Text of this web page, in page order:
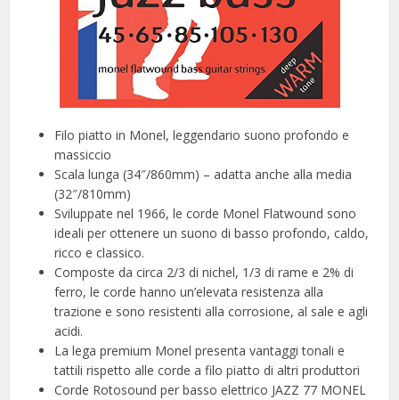
Filo piatto in Monel, leggendario suono profondo e
massiccio
Scala lunga (34″/860mm) – adatta anche alla media
(32″/810mm)
Sviluppate nel 1966, le corde Monel Flatwound sono
ideali per ottenere un suono di basso profondo, caldo,
ricco e classico.
Composte da circa 2/3 di nichel, 1/3 di rame e 2% di
ferro, le corde hanno un’elevata resistenza alla
trazione e sono resistenti alla corrosione, al sale e agli
acidi.
La lega premium Monel presenta vantaggi tonali e
tattili rispetto alle corde a filo piatto di altri produttori
Corde Rotosound per basso elettrico JAZZ 77 MONEL